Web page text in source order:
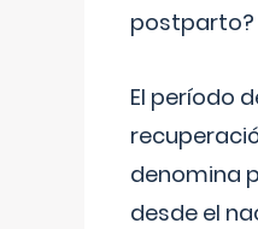
postparto?
El período
denomina
desde el